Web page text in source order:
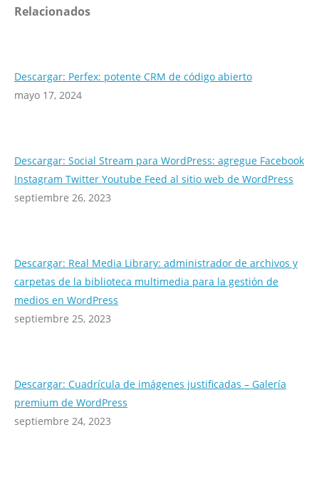
Relacionados
Descargar: Perfex: potente CRM de código abierto
mayo 17, 2024
Descargar: Social Stream para WordPress: agregue Facebook
Instagram Twitter Youtube Feed al sitio web de WordPress
septiembre 26, 2023
Descargar: Real Media Library: administrador de archivos y
carpetas de la biblioteca multimedia para la gestión de
medios en WordPress
septiembre 25, 2023
Descargar: Cuadrícula de imágenes justificadas – Galería
premium de WordPress
septiembre 24, 2023